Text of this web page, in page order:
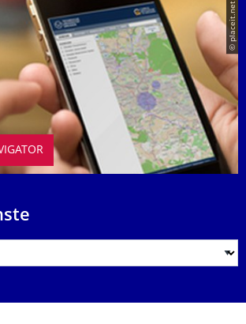
© placeit.net